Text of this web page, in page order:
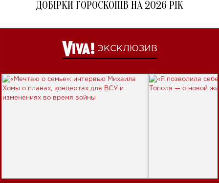
ДОБІРКИ ГОРОСКОПІВ НА 2026 РІК
ЭКСКЛЮЗИВ